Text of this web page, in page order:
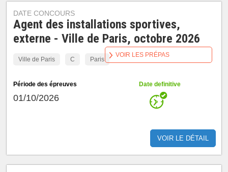
DATE CONCOURS
Agent des installations sportives,
externe - Ville de Paris, octobre 2026
Ville de Paris C Paris
Période des épreuves
01/10/2026
Date definitive
VOIR LE DÉTAIL
VOIR LES PRÉPAS